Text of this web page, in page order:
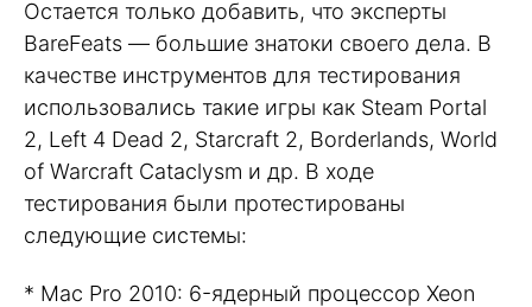
Остается только добавить, что эксперты
BareFeats — большие знатоки своего дела. В
качестве инструментов для тестирования
использовались такие игры как Steam Portal
2, Left 4 Dead 2, Starcraft 2, Borderlands, World
of Warcraft Cataclysm и др. В ходе
тестирования были протестированы
следующие системы:
* Mac Pro 2010: 6-ядерный процессор Xeon